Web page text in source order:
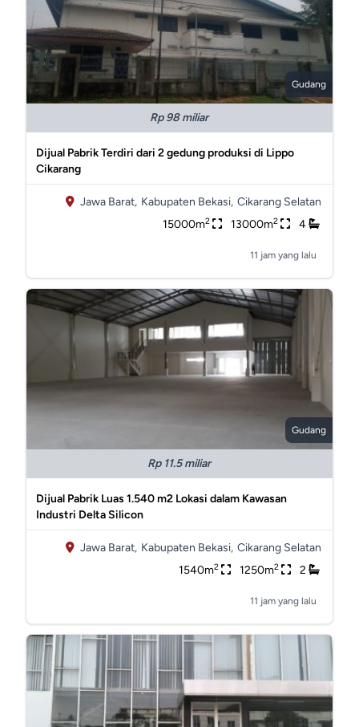
Gudang
Rp 98 miliar
Dijual Pabrik Terdiri dari 2 gedung produksi di Lippo
Cikarang
Jawa Barat, Kabupaten Bekasi, Cikarang Selatan
15000m2 13000m2 4
11 jam yang lalu
Gudang
Rp 11.5 miliar
Dijual Pabrik Luas 1.540 m2 Lokasi dalam Kawasan
Industri Delta Silicon
Jawa Barat, Kabupaten Bekasi, Cikarang Selatan
1540m2 1250m2 2
11 jam yang lalu